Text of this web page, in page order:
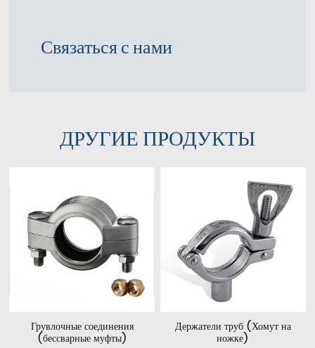
Связаться с нами
ДРУГИЕ ПРОДУКТЫ
Грувлочные соединения
(бессварные муфты)
Держатели труб (Хомут на
ножке)